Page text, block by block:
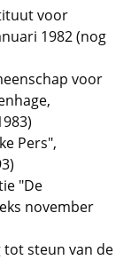
voor
1982 (nog
voor
Pers",
"De
november
tot steun van de